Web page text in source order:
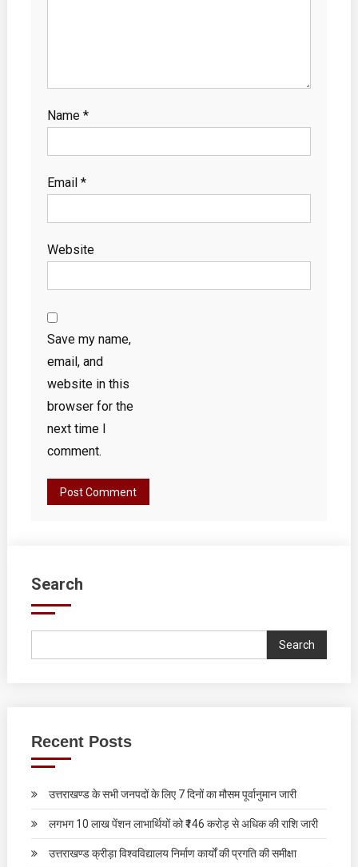
Name *
Email *
Website
Save my name,
email, and
website in this
browser for the
next time I
comment.
Search
Search
Recent Posts
उत्तराखण्ड के सभी जनपदों के लिए 7 दिनों का मौसम पूर्वानुमान जारी
लगभग 10 लाख पेंशन लाभार्थियों को ₹146 करोड़ से अधिक की राशि जारी
उत्तराखण्ड क्रीड़ा विश्वविद्यालय निर्माण कार्यों की प्रगति की समीक्षा